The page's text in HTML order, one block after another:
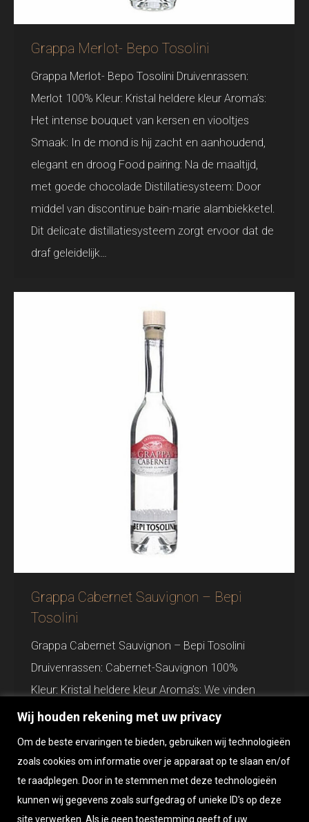
Wij houden rekening met uw privacy
Om de beste ervaringen te bieden, gebruiken wij technologieën
zoals cookies om informatie over je apparaat op te slaan en/of
te raadplegen. Door in te stemmen met deze technologieën
kunnen wij gegevens zoals surfgedrag of unieke ID's op deze
site verwerken. Als je geen toestemming geeft of uw
Grappa Merlot- Bepo Tosolini
Grappa Merlot- Bepo Tosolini Druivenrassen:
Merlot 100% Kleur: Kristal heldere kleur Aroma’s:
Het intense bouquet van kersen en viooltjes
Smaak: In de mond is hij zacht en aanhoudend,
elegant en droog Food pairing: Na de maaltijd,
met goede chocolade Distillatiesysteem: Door
middel van discontinue bain-marie alambiekketel.
Dit delicate distillatiesysteem zorgt ervoor dat de
draf geleidelijk…
Grappa Cabernet Sauvignon – Bepi
Tosolini
Grappa Cabernet Sauvignon – Bepi Tosolini
Druivenrassen: Cabernet-Sauvignon 100%
Kleur: Kristal heldere kleur Aroma’s: We vinden
aroma’s van zwarte bes en specerijen Smaak:
aanhoudend, ook elegant en droog Food pairing:
Na de maaltijd, met goede chocolade
Distillatiesysteem: Door middel van discontinue